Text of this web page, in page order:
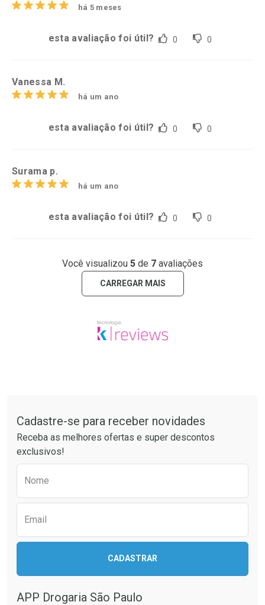
há 5 meses
esta avaliação foi útil? 0 0
Vanessa M.
há um ano
esta avaliação foi útil? 0 0
Surama p.
há um ano
esta avaliação foi útil? 0 0
Você visualizou 5 de 7 avaliações
CARREGAR MAIS
Cadastre-se para receber novidades
Receba as melhores ofertas e super descontos
exclusivos!
Nome
Email
CADASTRAR
APP Drogaria São Paulo